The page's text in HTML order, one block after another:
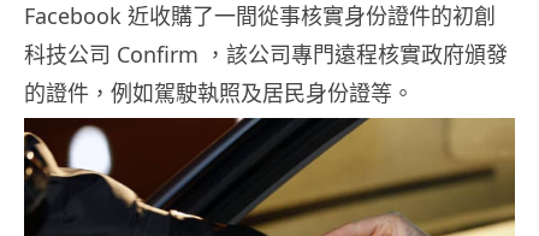
Facebook 近收購了一間從事核實身份證件的初創
科技公司 Confirm ，該公司專門遠程核實政府頒發
的證件，例如駕駛執照及居民身份證等。